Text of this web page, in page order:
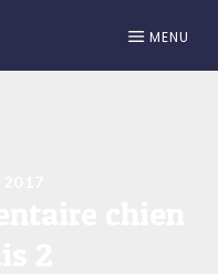
MENU